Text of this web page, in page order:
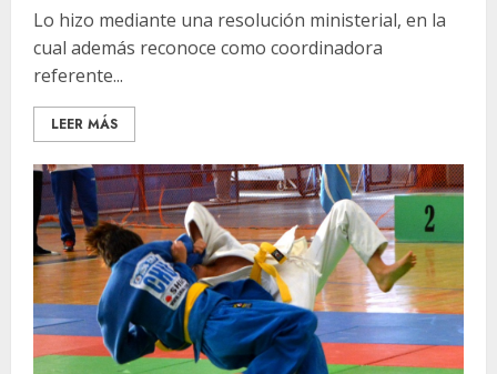
Lo hizo mediante una resolución ministerial, en la
cual además reconoce como coordinadora
referente...
LEER MÁS